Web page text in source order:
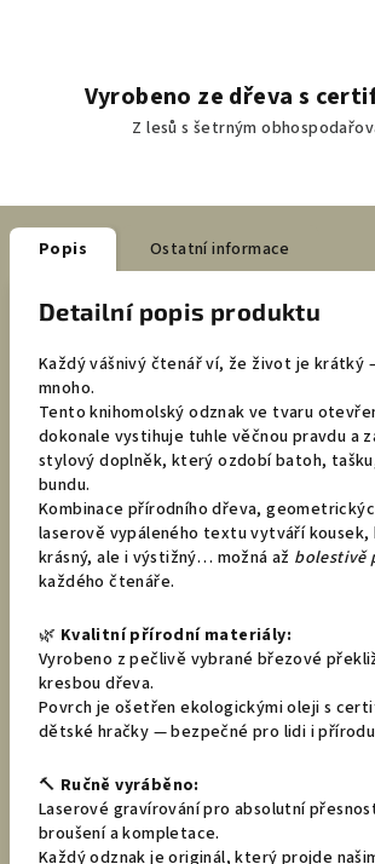
Vyrobeno ze dřeva s
Z lesů s šetrným
Popis Ostatní informace
Detailní popis produktu
Každý vášnivý čtenář ví, že život je krátký
mnoho.
Tento knihomolský odznak ve tvaru
dokonale vystihuje tuhle věčnou pravdu a
stylový doplněk, který ozdobí batoh,
bundu.
Kombinace přírodního dřeva,
laserově vypáleného textu vytváří
krásný, ale i výstižný… možná až bolestivě
každého čtenáře.
🌿 Kvalitní přírodní materiály:
Vyrobeno z pečlivě vybrané březové
kresbou dřeva.
Povrch je ošetřen ekologickými oleji s
dětské hračky — bezpečné pro lidi i
🔨 Ručně vyráběno:
Laserové gravírování pro absolutní
broušení a kompletace.
Každý odznak je originál, který projde